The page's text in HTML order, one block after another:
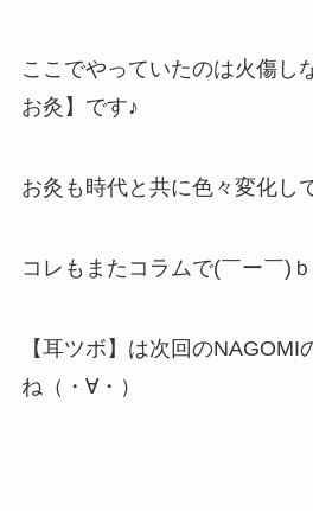
ここでやっていたのは火傷し
お灸】です♪
お灸も時代と共に色々変化し
コレもまたコラムで(￣ー￣)ｂ
【耳ツボ】は次回のNAGOMI
ね（・∀・）